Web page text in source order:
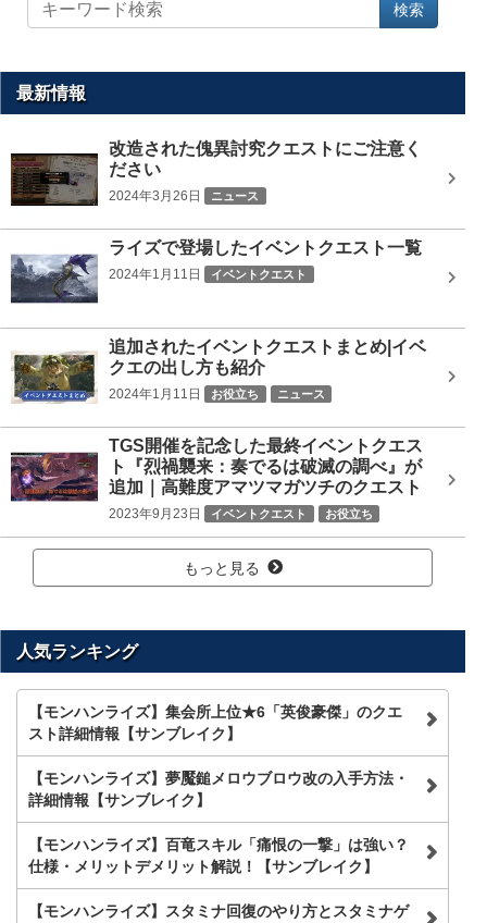
イ
を
検
検索
最新情報
改造された傀異討究クエストにご注意く
ださい
2024年3月26日 ニュース
ライズで登場したイベントクエスト一覧
2024年1月11日 イベントクエスト
追加されたイベントクエストまとめ|イベ
クエの出し方も紹介
2024年1月11日 お役立ち ニュース
TGS開催を記念した最終イベントクエス
ト『烈禍襲来：奏でるは破滅の調べ』が
追加｜高難度アマツマガツチのクエスト
2023年9月23日 イベントクエスト
お役立ち
ニュース
もっと見る
人気ランキング
【モンハンライズ】集会所上位★6「英俊豪傑」のクエ
スト詳細情報【サンブレイク】
【モンハンライズ】夢魘鎚メロウブロウ改の入手方法・
詳細情報【サンブレイク】
【モンハンライズ】百竜スキル「痛恨の一撃」は強い？
仕様・メリットデメリット解説！【サンブレイク】
【モンハンライズ】スタミナ回復のやり方とスタミナゲ